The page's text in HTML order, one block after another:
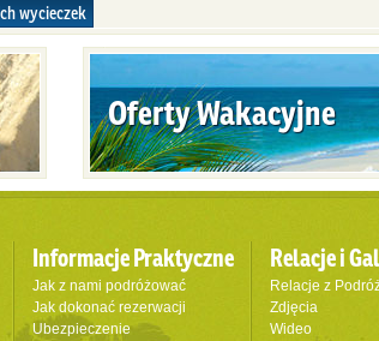
wycieczek
Oferty Wakacyjne
Informacje Praktyczne
Jak z nami podróżować
Jak dokonać rezerwacji
Ubezpieczenie
Relacje i
Relacje z
Zdjęcia
Wideo